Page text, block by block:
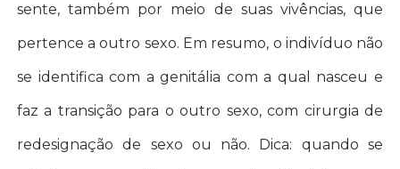
sente, também por meio de suas vivências, que
pertence a outro sexo. Em resumo, o indivíduo não
se identifica com a genitália com a qual nasceu e
faz a transição para o outro sexo, com cirurgia de
redesignação de sexo ou não. Dica: quando se